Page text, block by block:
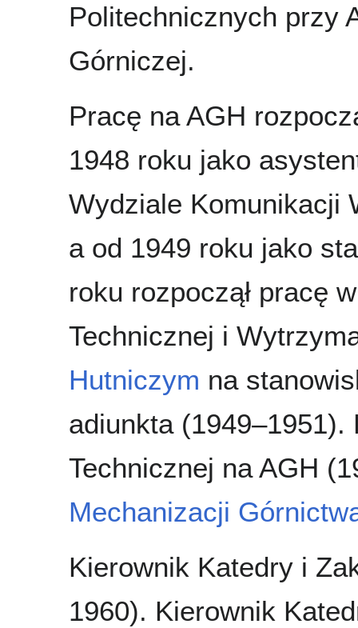
Politechnicznych przy
Górniczej.
Pracę na AGH
1948 roku jako
Wydziale Komunikacji
a od 1949 roku jako
roku rozpoczął pracę
Technicznej i
Hutniczym na
adiunkta
Technicznej na AGH
Mechanizacji
Kierownik Katedry i
1960). Kierownik